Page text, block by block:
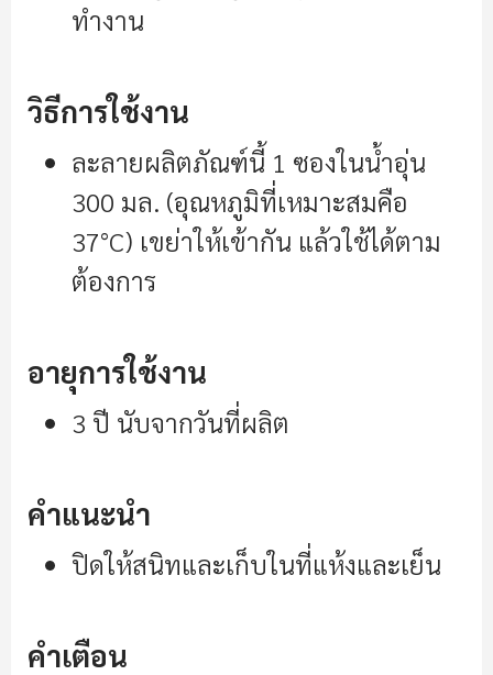
ทำงาน
วิธีการใช้งาน
ละลายผลิตภัณฑ์นี้ 1 ซองในน้ำอุ่น
300 มล. (อุณหภูมิที่เหมาะสมคือ
37°C) เขย่าให้เข้ากัน แล้วใช้ได้ตาม
ต้องการ
อายุการใช้งาน
3 ปี นับจากวันที่ผลิต
คำแนะนำ
ปิดให้สนิทและเก็บในที่แห้งและเย็น
คำเตือน